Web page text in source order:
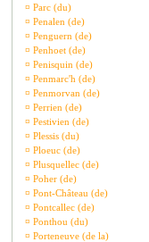
¤ Parc (du)
¤ Penalen (de)
¤ Penguern (de)
¤ Penhoet (de)
¤ Penisquin (de)
¤ Penmarc'h (de)
¤ Penmorvan (de)
¤ Perrien (de)
¤ Pestivien (de)
¤ Plessis (du)
¤ Ploeuc (de)
¤ Plusquellec (de)
¤ Poher (de)
¤ Pont-Château (de)
¤ Pontcallec (de)
¤ Ponthou (du)
¤ Porteneuve (de la)